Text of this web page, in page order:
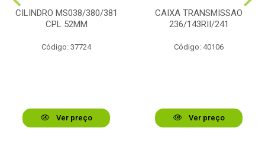
CILINDRO MS038/380/381
CPL 52MM
Código: 37724
Ver preço
CAIXA TRANSMISSAO
236/143RII/241
Código: 40106
Ver preço